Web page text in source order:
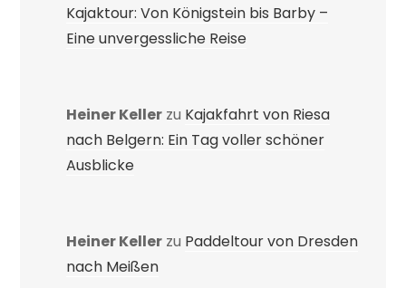
Kajaktour: Von Königstein bis Barby –
Eine unvergessliche Reise
Heiner Keller zu Kajakfahrt von Riesa
nach Belgern: Ein Tag voller schöner
Ausblicke
Heiner Keller zu Paddeltour von Dresden
nach Meißen